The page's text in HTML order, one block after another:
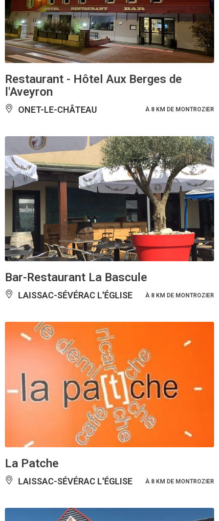
Restaurant - Hôtel Aux Berges de
l'Aveyron
ONET-LE-CHÂTEAU À 8 KM DE MONTROZIER
Bar-Restaurant La Bascule
LAISSAC-SÉVÉRAC L'ÉGLISE À 8 KM DE MONTROZIER
La Patche
LAISSAC-SÉVÉRAC L'ÉGLISE À 8 KM DE MONTROZIER